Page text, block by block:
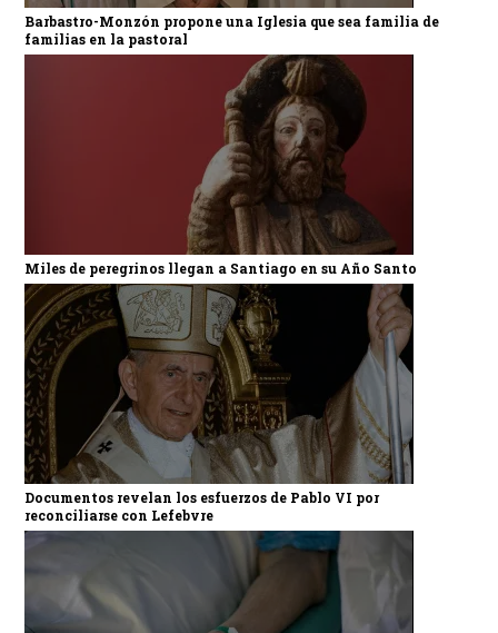
Barbastro-Monzón propone una Iglesia que sea familia de
familias en la pastoral
Miles de peregrinos llegan a Santiago en su Año Santo
Documentos revelan los esfuerzos de Pablo VI por
reconciliarse con Lefebvre